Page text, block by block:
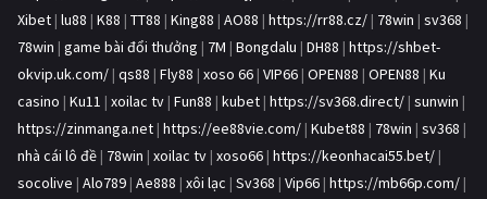
Xibet | lu88 | K88 | TT88 | King88 | AO88 | https://rr88.cz/ | 78win | sv368 |
78win | game bài đổi thưởng | 7M | Bongdalu | DH88 | https://shbet-
okvip.uk.com/ | qs88 | Fly88 | xoso 66 | VIP66 | OPEN88 | OPEN88 | Ku
casino | Ku11 | xoilac tv | Fun88 | kubet | https://sv368.direct/ | sunwin |
https://zinmanga.net | https://ee88vie.com/ | Kubet88 | 78win | sv368 |
nhà cái lô đề | 78win | xoilac tv | xoso66 | https://keonhacai55.bet/ |
socolive | Alo789 | Ae888 | xôi lạc | Sv368 | Vip66 | https://mb66p.com/ |